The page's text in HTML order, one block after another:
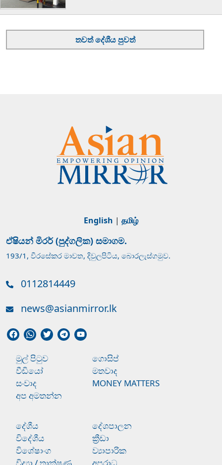
තවත් දේශීය පුවත්
English | தமிழ்
ඒෂියන් මිරර් (පුද්ගලික) සමාගම.
193/1, වීරසේකර මාවත, දිවුලපිටිය, බොරලැස්ගමුව.
0112814449
news@asianmirror.lk
මුල් පිටුව
ගොසිප්
වීඩියෝ
මතවාද
සංවාද
MONEY MATTERS
අප අමතන්න
දේශීය
දේශපාලන
විදේශීය
ක්‍රීඩා
විශේෂාංග
ව්‍යාපාරික